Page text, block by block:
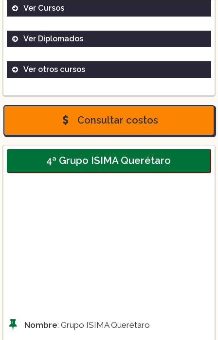
Especialidad en Dirección de Negocios
Gastronomía Mexicana ($5,500.00).
Licenciatura en Gastronomía y Negocios
Ver Cursos
Hamburguesas ($1,200.00).
Ver Diplomados
Cocina Mexicana ($17,600.00).
Cocina Oriental ($14,200.00).
Panadería ($38,300.00). I
Ver otros cursos
Consultar costos
4ª Grupo ISIMA Querétaro
Nombre: Grupo ISIMA Querétaro